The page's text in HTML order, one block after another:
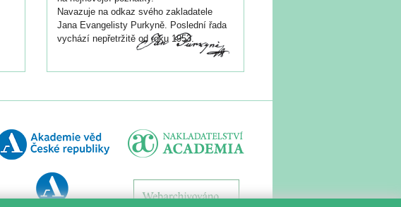
Navazuje na odkaz svého zakladatele
Jana Evangelisty Purkyně. Poslední řada
vychází nepřetržitě od roku 1953.